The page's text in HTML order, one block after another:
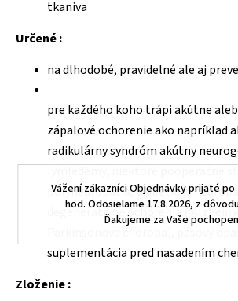
Vážení zákazníci Objednávky prijaté po
hod. Odosielame 17.8.2026, z
Ďakujeme za Vaše
tkaniva
Určené :
na dlhodobé, pravidelné ale aj
pre každého koho trápi akútne
zápalové ochorenie ako napríklad
radikulárny syndróm akútny
lymfedémy, niektoré pooperačné
polyneuropatia, diabetická
degeneratívne ochorenia (
suplementácia pred nasadením
Zloženie :